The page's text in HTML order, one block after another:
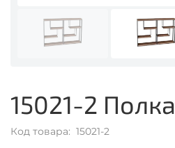
15021-2 Полка
Код товара: 15021-2